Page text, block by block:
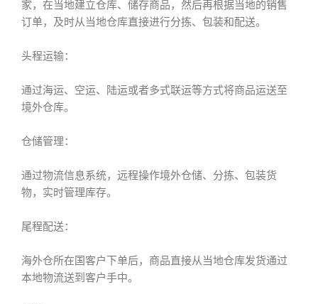
家，在当地建立仓库、储存商品，然后再根据当地的销售
订单，及时从当地仓库直接进行分拣、包装和配送。
头程运输：
通过海运、空运、陆运或者多式联运等方式将商品运送至
境外仓库。
仓储管理：
通过物流信息系统，远程操作境外仓储、分拣、包装货
物，实时管理库存。
尾程配送：
海外仓所在国客户下单后，商品直接从当地仓库发货通过
本地物流送到客户手中。